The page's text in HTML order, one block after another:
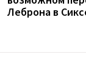
Леброна в